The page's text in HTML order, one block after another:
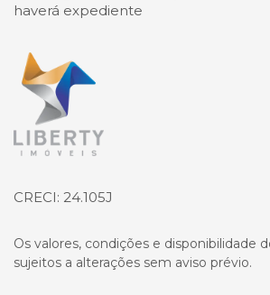
haverá expediente
Página inicial
CRECI: 24.105J
Os valores, condições e disponibilidade
sujeitos a alterações sem aviso prévio.